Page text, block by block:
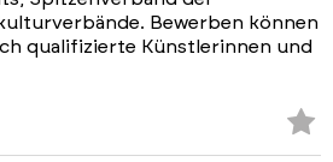
Bewerben können
qualifizierte Künstlerinnen und